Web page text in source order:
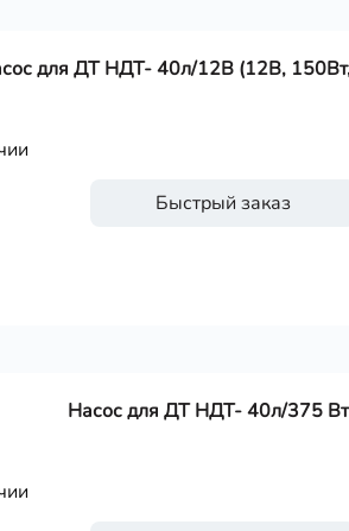
для ДТ НДТ- 40л/12В (12В,
Быстрый заказ
Насос для ДТ НДТ- 40л/375